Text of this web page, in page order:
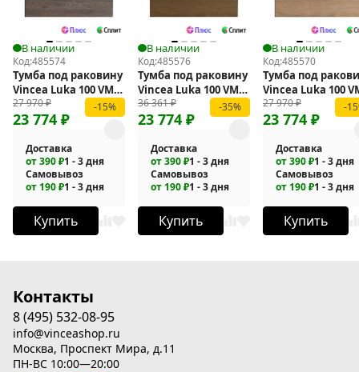
В наличии
Код:485574
Тумба под раковину
Vincea Luka 100 VMC-
2L100RO подвесная
27 970₽
23 774 ₽
-15%
Доставка
от 390 ₽1 - 3 дня
Самовывоз
от 190 ₽1 - 3 дня
Купить
В наличии
Код:485576
Тумба под раковину
Vincea Luka 100 VMC-
2L100TO подвесная
36 361₽
23 774 ₽
-35%
Доставка
от 390 ₽1 - 3 дня
Самовывоз
от 190 ₽1 - 3 дня
Купить
В наличии
Код:485570
Тумба под
Vincea Luka 100
2L100NO
27 970₽
23 774 ₽
-
Доставка
от 390 ₽1 - 3 дня
Самовывоз
от 190 ₽1 - 3 дня
Купить
Контакты
8 (495) 532-08-95
info@vinceashop.ru
Москва, Проспект Мира, д.11
ПН-ВС 10:00—20:00